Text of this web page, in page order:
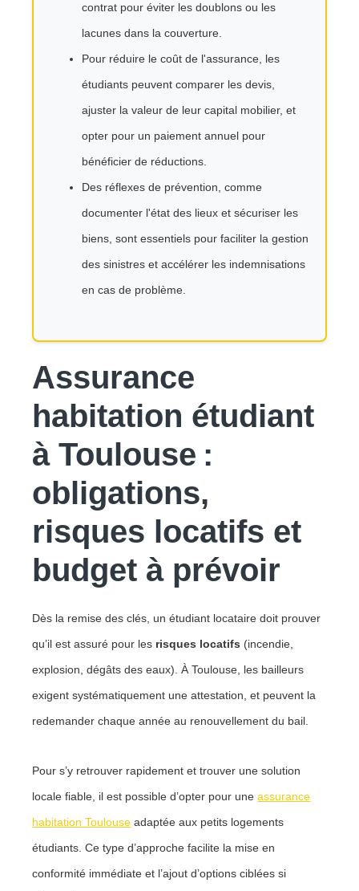
contrat pour éviter les doublons ou les
lacunes dans la couverture.
Pour réduire le coût de l'assurance, les
étudiants peuvent comparer les devis,
ajuster la valeur de leur capital mobilier, et
opter pour un paiement annuel pour
bénéficier de réductions.
Des réflexes de prévention, comme
documenter l'état des lieux et sécuriser les
biens, sont essentiels pour faciliter la gestion
des sinistres et accélérer les indemnisations
en cas de problème.
Assurance
habitation étudiant
à Toulouse :
obligations,
risques locatifs et
budget à prévoir
Dès la remise des clés, un étudiant locataire doit prouver
qu’il est assuré pour les risques locatifs (incendie,
explosion, dégâts des eaux). À Toulouse, les bailleurs
exigent systématiquement une attestation, et peuvent la
redemander chaque année au renouvellement du bail.
Pour s’y retrouver rapidement et trouver une solution
locale fiable, il est possible d’opter pour uneassurance
habitation Toulouse adaptée aux petits logements
étudiants. Ce type d’approche facilite la mise en
conformité immédiate et l’ajout d’options ciblées si